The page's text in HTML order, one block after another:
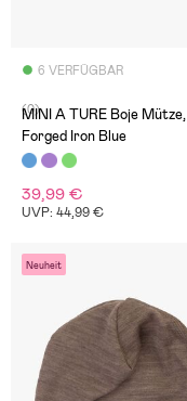
6 VERFÜGBAR
(0)
MINI A TURE Boje Mütze,
Forged Iron Blue
39,99 €
UVP: 44,99 €
Neuheit